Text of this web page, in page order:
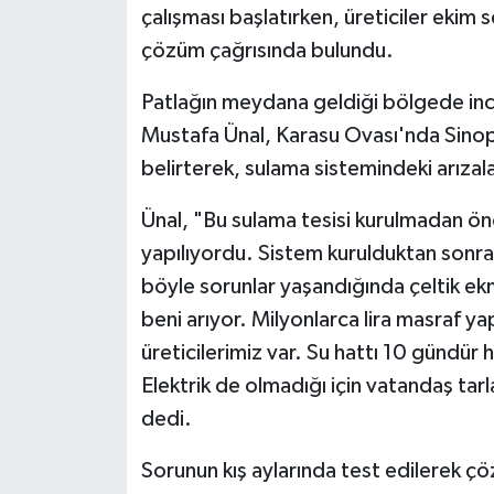
çalışması başlatırken, üreticiler
çözüm çağrısında bulundu.
Patlağın meydana geldiği bölgede
Mustafa Ünal, Karasu Ovası'nda
belirterek, sulama sistemindeki
Ünal, "Bu sulama tesisi kurulmadan
yapılıyordu. Sistem kurulduktan
böyle sorunlar yaşandığında çeltik
beni arıyor. Milyonlarca lira masraf
üreticilerimiz var. Su hattı 10 gündür
Elektrik de olmadığı için vatandaş
dedi.
Sorunun kış aylarında test edilerek